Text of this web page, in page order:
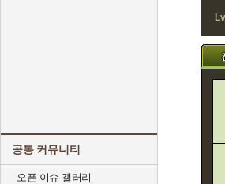
공통 커뮤니티
오픈 이슈 갤러리